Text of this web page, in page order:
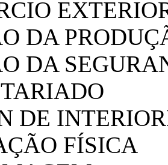
DA
DA
DE
FÍSICA